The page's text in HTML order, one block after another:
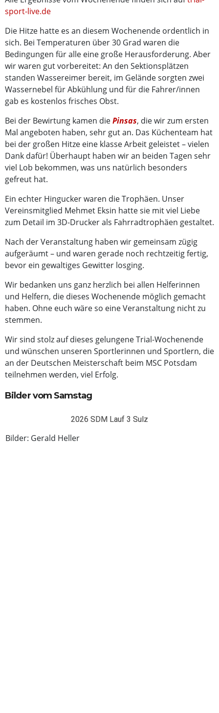
sport-live.de
Die Hitze hatte es an diesem Wochenende ordentlich in
sich. Bei Temperaturen über 30 Grad waren die
Bedingungen für alle eine große Herausforderung. Aber
wir waren gut vorbereitet: An den Sektionsplätzen
standen Wassereimer bereit, im Gelände sorgten zwei
Wassernebel für Abkühlung und für die Fahrer/innen
gab es kostenlos frisches Obst.
Bei der Bewirtung kamen diePinsas, die wir zum ersten
Mal angeboten haben, sehr gut an. Das Küchenteam hat
bei der großen Hitze eine klasse Arbeit geleistet – vielen
Dank dafür! Überhaupt haben wir an beiden Tagen sehr
viel Lob bekommen, was uns natürlich besonders
gefreut hat.
Ein echter Hingucker waren die Trophäen. Unser
Vereinsmitglied Mehmet Eksin hatte sie mit viel Liebe
zum Detail im 3D-Drucker als Fahrradtrophäen gestaltet.
Nach der Veranstaltung haben wir gemeinsam zügig
aufgeräumt – und waren gerade noch rechtzeitig fertig,
bevor ein gewaltiges Gewitter losging.
Wir bedanken uns ganz herzlich bei allen Helferinnen
und Helfern, die dieses Wochenende möglich gemacht
haben. Ohne euch wäre so eine Veranstaltung nicht zu
stemmen.
Wir sind stolz auf dieses gelungene Trial-Wochenende
und wünschen unseren Sportlerinnen und Sportlern, die
an der Deutschen Meisterschaft beim MSC Potsdam
teilnehmen werden, viel Erfolg.
Bilder vom Samstag
2026 SDM Lauf 3 Sulz
Bilder: Gerald Heller